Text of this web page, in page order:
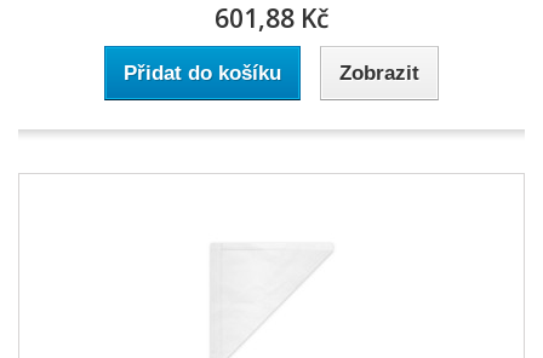
601,88 Kč
Přidat do košíku Zobrazit